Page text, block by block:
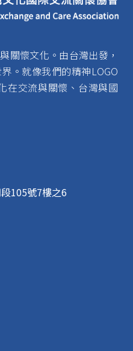
關懷文化。由台灣出發，
。就像我們的精神LOGO
在交流與關懷、台灣與國
105號7樓之6